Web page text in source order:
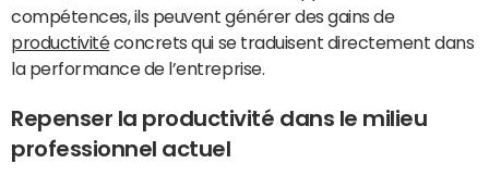
compétences, ils peuvent générer des gains de
productivitéconcrets qui se traduisent directement dans
la performance de l’entreprise.
Repenser la productivité dans le milieu
professionnel actuel